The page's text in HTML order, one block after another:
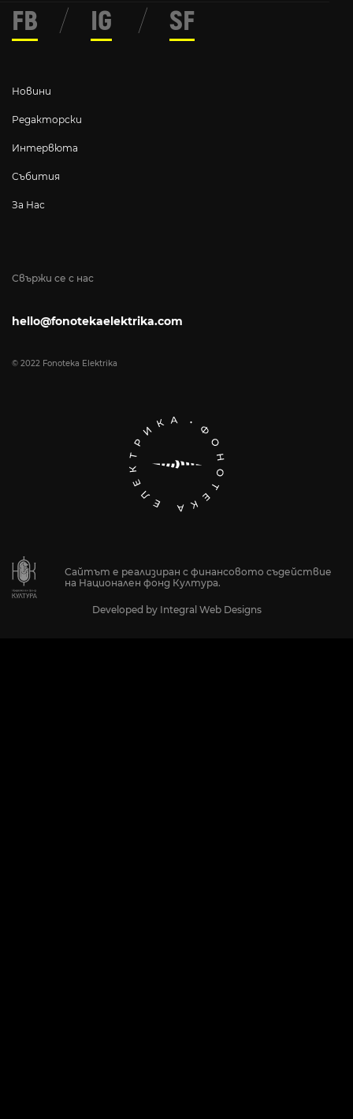
Свържи се с нас
hello@fonotekaelektrika.com
© 2022 Fonoteka Elektrika
Новини
Редакторски
Интервюта
Събития
За Нас
FB / IG / SF
Сайтът е реализиран с финансовото съдействие
на Национален фонд Култура.
Developed by Integral Web Designs